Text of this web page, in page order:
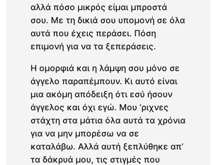
αλλά πόσο μικρός είμαι μπροστά
σου. Με τη δικιά σου υπομονή σε όλα
αυτά που έχεις περάσει. Πόση
επιμονή για να τα ξεπεράσεις.
Η ομορφιά και η λάμψη σου μόνο σε
άγγελο παραπέμπουν. Κι αυτό είναι
μια ακόμη απόδειξη ότι εσύ ήσουν
άγγελος και όχι εγώ. Μου ‘ριχνες
στάχτη στα μάτια όλα αυτά τα χρόνια
για να μην μπορέσω να σε
καταλάβω. Αλλά αυτή ξεπλύθηκε απ’
τα δάκρυά μου, τις στιγμές που